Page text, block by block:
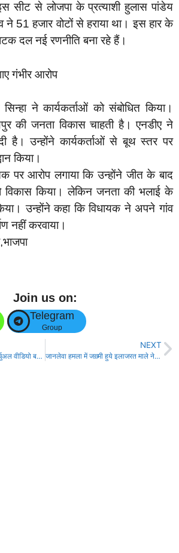
सीट से लोजपा के प्रत्याशी हुलास पांडेय
51 हजार वोटों से हराया था। इस हार के
दल नई रणनीति बना रहे हैं।
गंभीर आरोप
ने कार्यकर्ताओं को संबोधित किया।
की जनता विकास चाहती है। एनडीए ने
है। उन्होंने कार्यकर्ताओं से बूथ स्तर पर
किया।
पर आरोप लगाया कि उन्होंने जीत के बाद
विकास किया। लेकिन जनता की भलाई के
उन्होंने कहा कि विधायक ने अपने गांव
नहीं करवाया।
Join us on:
Telegram
Group
मोदी जी और उनकी माँ का वर्चुअल वीडियो बनाकर कांग्रेस द्वारा किये गये अपमान का जबाब जनता देगी-अनुराग!
NEXT
जानलेवा हमला में जख़्मी हुये इलाजरत माले नेता अजय कुमार राय की हुई मौत!